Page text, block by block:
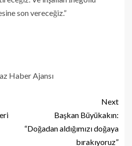
son vereceğiz.”
Haber Ajansı
Next
Başkan Büyükakın:
“Doğadan aldığımızı doğaya
bırakıyoruz”